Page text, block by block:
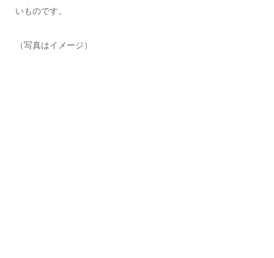
いものです。
（写真はイメージ）